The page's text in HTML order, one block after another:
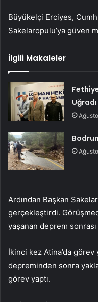
Büyükelçi Erciyes,
Sakelaropulu’ya güven
İlgili Makaleler
Uğradı
Ardından Başkan
gerçekleştirdi.
yaşanan deprem
İkinci kez Atina’da
depreminden sonra
görev yaptı.